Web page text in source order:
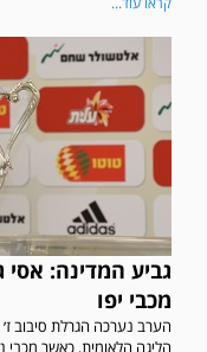
גביע המדינה:
מכבי יפו
הערב נערכה הגרלת סיבוב
הליגה הלאומית, כאשר מכבי